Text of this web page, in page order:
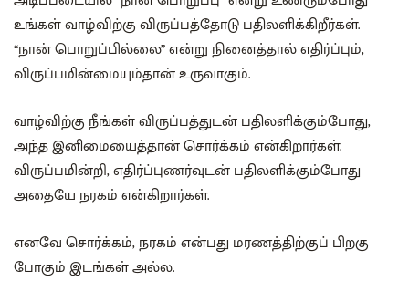
உங்கள் வாழ்விற்கு விருப்பத்தோடு பதிலளிக்கிறீர்கள்.
“நான் பொறுப்பில்லை” என்று நினைத்தால் எதிர்ப்பும்,
விருப்பமின்மையும்தான் உருவாகும்.
வாழ்விற்கு நீங்கள் விருப்பத்துடன் பதிலளிக்கும்போது,
அந்த இனிமையைத்தான் சொர்க்கம் என்கிறார்கள்.
விருப்பமின்றி, எதிர்ப்புணர்வுடன் பதிலளிக்கும்போது
அதையே நரகம் என்கிறார்கள்.
எனவே சொர்க்கம், நரகம் என்பது மரணத்திற்குப் பிறகு
போகும் இடங்கள் அல்ல.